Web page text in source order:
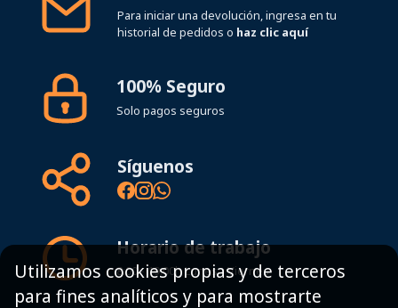
Para iniciar una devolución, ingresa en tu
historial de pedidos o haz clic aquí
100% Seguro
Solo pagos seguros
Síguenos
Horario de trabajo
8:00 - 19:00h Lunes - Viernes
Utilizamos cookies propias y de terceros
para fines analíticos y para mostrarte